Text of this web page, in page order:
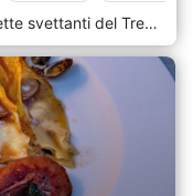
Nascosto nel cuore di Chiusa, tra le vette svettanti del Trentino Alto Adige, si trova il Ristorante Zum Klostersepp, un santuario culinario che intreccia tradizione, sapore e ospitalità senza pari. Ispirato al patrimonio monastico della città, Zum Klostersepp presenta un ambiente sereno e appartato. Con le sue travi in legno, la pietra e l'illuminazione ambientale, il ristorante funge da rifugio tranquillo che ricorda i ritiri meditativi di un tempo. L'ambientazione è allo stesso tempo un omaggio alla storia di Chiusa e una testimonianza dell'impegno del ristorante nel creare uno spazio in cui i commensali possano veramente assaporare il loro cibo e la compagnia che condividono. Al centro del menu di Zum Klostersepp c'è la ricca eredità culinaria del Trentino Alto Adige. Ogni piatto, realizzato meticolosamente da chef esperti, racchiude i generosi prodotti della regione, il terreno montuoso e le influenze culturali. Dai sostanziosi stufati che hanno riscaldato generazioni nei freddi inverni alpini ai delicati pasticcini che parlano della finezza italiana, le offerte qui sono diverse e autenticamente regionali.